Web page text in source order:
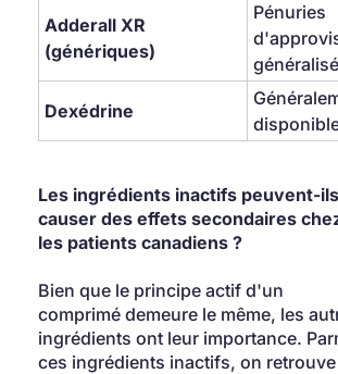
Adderall XR
(génériques)
Pénuries
Dexédrine
Les ingrédients inactifs peuvent-ils
causer des effets secondaires
les patients canadiens ?
Bien que le principe actif d'un
comprimé demeure le même, les
ingrédients ont leur importance.
ces ingrédients inactifs, on retrouve